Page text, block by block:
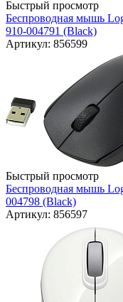
Быстрый просмотр
Беспроводная мышь
910-004791 (Black)
Артикул: 856599
Быстрый просмотр
Беспроводная мышь
004798 (Black)
Артикул: 856597